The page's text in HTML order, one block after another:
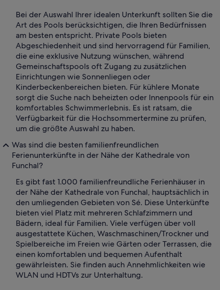
Bei der Auswahl Ihrer idealen Unterkunft sollten Sie die
Art des Pools berücksichtigen, die Ihren Bedürfnissen
am besten entspricht. Private Pools bieten
Abgeschiedenheit und sind hervorragend für Familien,
die eine exklusive Nutzung wünschen, während
Gemeinschaftspools oft Zugang zu zusätzlichen
Einrichtungen wie Sonnenliegen oder
Kinderbeckenbereichen bieten. Für kühlere Monate
sorgt die Suche nach beheizten oder Innenpools für ein
komfortables Schwimmerlebnis. Es ist ratsam, die
Verfügbarkeit für die Hochsommertermine zu prüfen,
um die größte Auswahl zu haben.
Was sind die besten familienfreundlichen
Ferienunterkünfte in der Nähe der Kathedrale von
Funchal?
Es gibt fast 1.000 familienfreundliche Ferienhäuser in
der Nähe der Kathedrale von Funchal, hauptsächlich in
den umliegenden Gebieten von Sé. Diese Unterkünfte
bieten viel Platz mit mehreren Schlafzimmern und
Bädern, ideal für Familien. Viele verfügen über voll
ausgestattete Küchen, Waschmaschinen/Trockner und
Spielbereiche im Freien wie Gärten oder Terrassen, die
einen komfortablen und bequemen Aufenthalt
gewährleisten. Sie finden auch Annehmlichkeiten wie
WLAN und HDTVs zur Unterhaltung.